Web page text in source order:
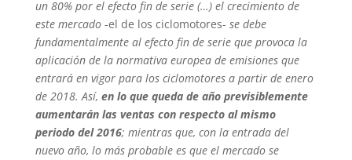
un 80% por el efecto fin de serie (…) el crecimiento de
este mercado-el de los ciclomotores- se debe
fundamentalmente al efecto fin de serie que provoca la
aplicación de la normativa europea de emisiones que
entrará en vigor para los ciclomotores a partir de enero
de 2018. Así, en lo que queda de año previsiblemente
aumentarán las ventas con respecto al mismo
periodo del 2016; mientras que, con la entrada del
nuevo año, lo más probable es que el mercado se